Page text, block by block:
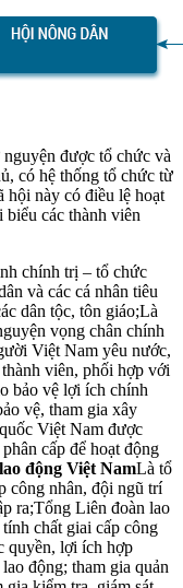
được tổ chức và
có hệ thống tổ chức từ
hội này có điều lệ hoạt
các thành viên
chính trị – tổ chức
và các cá nhân tiêu
dân tộc, tôn giáo;Là
vọng chân chính
Việt Nam yêu nước,
viên, phối hợp với
bảo vệ lợi ích chính
vệ, tham gia xây
Việt Nam được
cấp để hoạt động
động Việt NamLà tổ
công nhân, đội ngũ trí
ra;Tổng Liên đoàn lao
chất giai cấp công
quyền, lợi ích hợp
động; tham gia quản